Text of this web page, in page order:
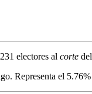
electores al corte del
. Representa el 5.76%